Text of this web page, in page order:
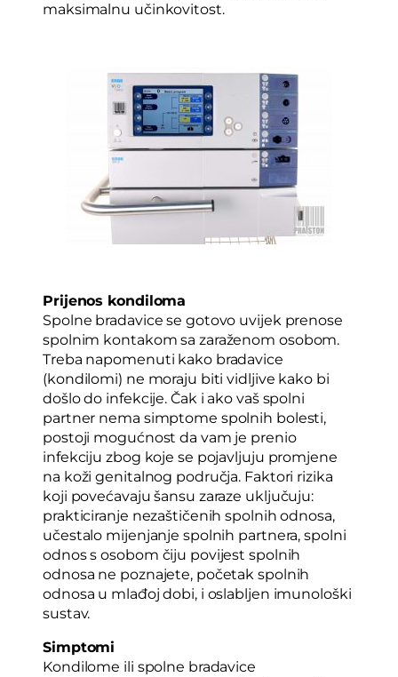
maksimalnu učinkovitost.
Prijenos kondiloma
Spolne bradavice se gotovo uvijek prenose
spolnim kontakom sa zaraženom osobom.
Treba napomenuti kako bradavice
(kondilomi) ne moraju biti vidljive kako bi
došlo do infekcije. Čak i ako vaš spolni
partner nema simptome spolnih bolesti,
postoji mogućnost da vam je prenio
infekciju zbog koje se pojavljuju promjene
na koži genitalnog područja. Faktori rizika
koji povećavaju šansu zaraze uključuju:
prakticiranje nezaštičenih spolnih odnosa,
učestalo mijenjanje spolnih partnera, spolni
odnos s osobom čiju povijest spolnih
odnosa ne poznajete, početak spolnih
odnosa u mlađoj dobi, i oslabljen imunološki
sustav.
Simptomi
Kondilome ili spolne bradavice